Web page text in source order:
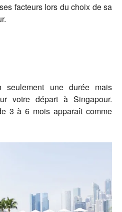
facteurs lors du choix de sa
une durée mais
votre départ à Singapour.
3 à 6 mois apparaît comme